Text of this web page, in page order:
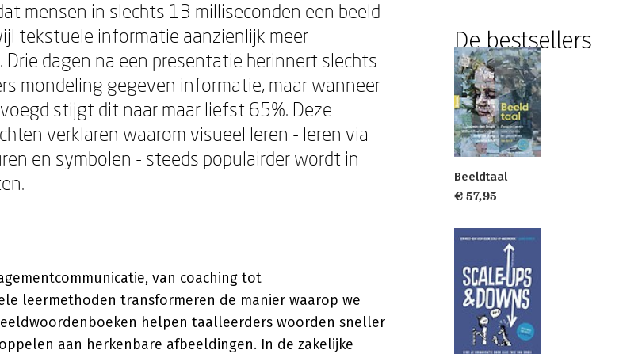
mensen in slechts 13 milliseconden een beeld
tekstuele informatie aanzienlijk meer
dagen na een presentatie herinnert slechts
mondeling gegeven informatie, maar wanneer
stijgt dit naar maar liefst 65%. Deze
verklaren waarom visueel leren - leren via
en symbolen - steeds populairder wordt in
van coaching tot
leermethoden transformeren de manier waarop we
helpen taalleerders woorden sneller
aan herkenbare afbeeldingen. In de zakelijke
De bestsellers
Beeldtaal
€ 57,95